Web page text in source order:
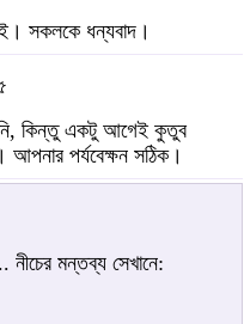
সকলকে ধন্যবাদ।
কিন্তু একটু আগেই কুতুব
আপনার পর্যবেক্ষন সঠিক।
মন্তব্য সেখানে: